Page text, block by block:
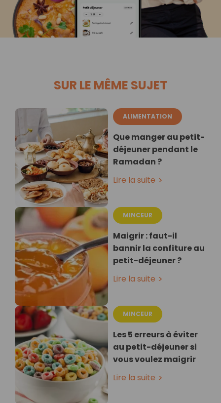
SUR LE MÊME SUJET
ALIMENTATION
Que manger au petit-
déjeuner pendant le
Ramadan ?
Lire la suite
MINCEUR
Maigrir : faut-il
bannir la confiture au
petit-déjeuner ?
Lire la suite
MINCEUR
Les 5 erreurs à éviter
au petit-déjeuner si
vous voulez maigrir
Lire la suite